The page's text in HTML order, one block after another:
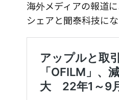
海外メディアの報道
シェアと聞泰科技にな